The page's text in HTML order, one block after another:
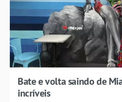
Bate e volta saindo de
incríveis